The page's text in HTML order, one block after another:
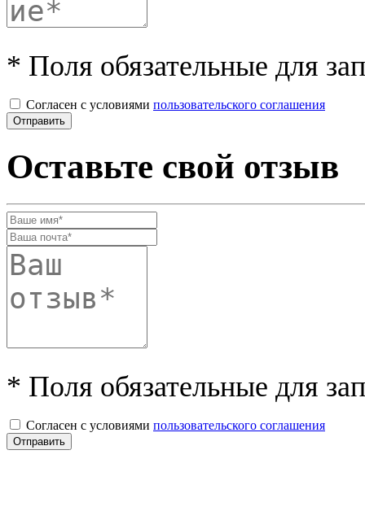
* Поля обязательные для
Согласен с условиями пользовательского соглашения
Оставьте свой отзыв
* Поля обязательные для
Согласен с условиями пользовательского соглашения